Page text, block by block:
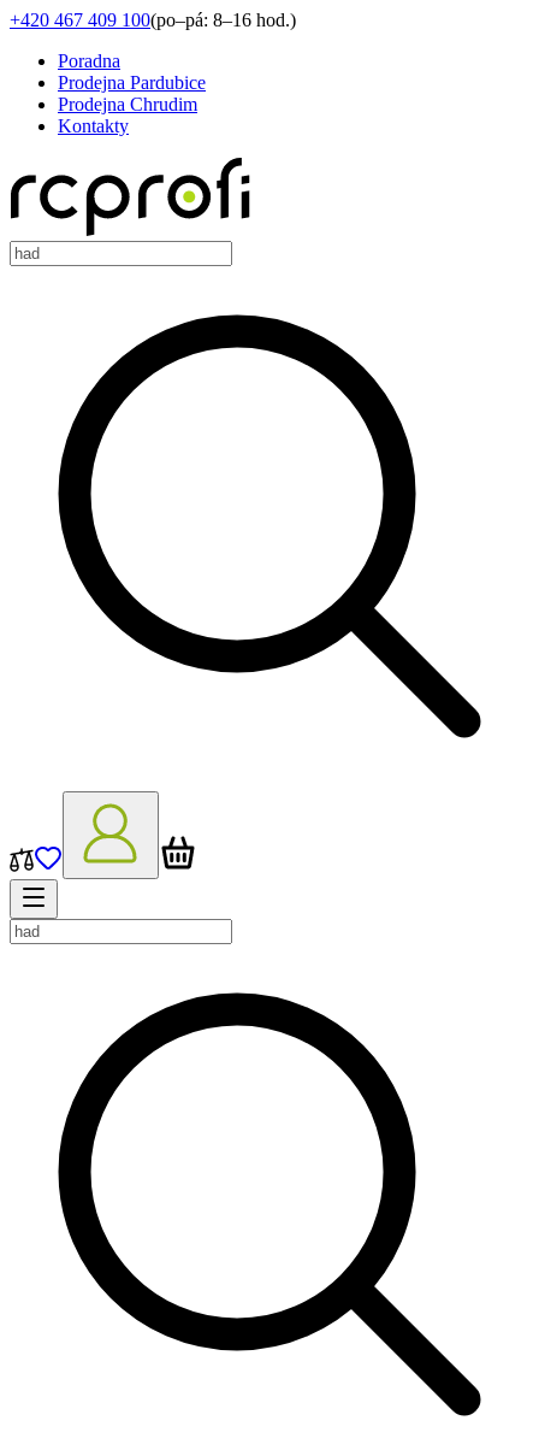
+420 467 409 100(po–pá: 8–16 hod.)
Poradna
Prodejna Pardubice
Prodejna Chrudim
Kontakty